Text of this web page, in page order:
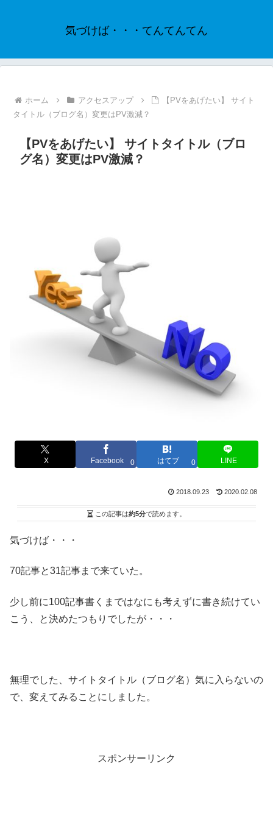
気づけば・・・てんてんてん
ホーム アクセスアップ
【PVをあげたい】 サイト
タイトル（ブログ名）変更はPV激減？
【PVをあげたい】 サイトタイトル（ブロ
グ名）変更はPV激減？
X Facebook 0 はてブ 0 LINE
2018.09.23 2020.02.08
この記事は約5分で読めます。
気づけば・・・
70記事と31記事まで来ていた。
少し前に100記事書くまではなにも考えずに書き続けてい
こう、と決めたつもりでしたが・・・
無理でした、サイトタイトル（ブログ名）気に入らないの
で、変えてみることにしました。
スポンサーリンク